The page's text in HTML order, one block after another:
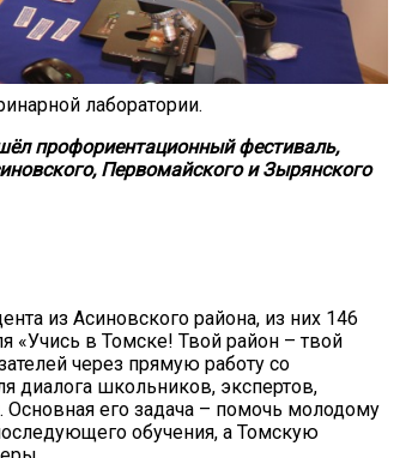
лаборатории.
профориентационный фестиваль,
Первомайского и Зырянского
из Асиновского района, из них 146
«Учись в Томске! Твой район – твой
через прямую работу со
диалога школьников, экспертов,
Основная его задача – помочь молодому
обучения, а Томскую
20.09.2017
Посмотреть...